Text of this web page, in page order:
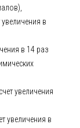
в
в 14 раз
увеличения
увеличения в